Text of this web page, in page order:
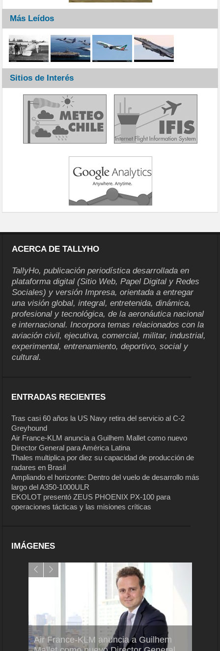
Más Leídos
Sitios de Interés
ACERCA DE TALLYHO
TallyHo, publicación periodística desarrollada en
plataforma digital (Sitio Web, Papel Digital y Redes
Sociales) y versión Impresa, orientada a entregar
una visión global, integral, entretenida, dinámica,
profesional y tecnológica, de la aeronáutica nacional
e internacional. Incorpora temas relacionados con la
aviación civil, ejecutiva, comercial, militar, industrial,
experimental, entrenamiento, deportivo, social y
cultural.
ENTRADAS RECIENTES
Tras casi 60 años la US Navy retira del servicio al C-2
Greyhound
Air France-KLM anuncia a Guilhem Mallet como nuevo
Director General para América Latina
Thales multiplica por diez su capacidad de producción de
radares en Brasil
Ampliando el horizonte: Dentro del vuelo de desarrollo más
largo del A350-1000ULR
EKOLOT presentó ZEUS PHOENIX PX-100 para
operaciones tácticas y las misiones críticas
IMÁGENES
Air France-KLM anuncia a Guilhem